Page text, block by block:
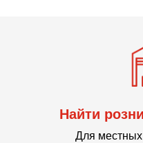
Найти
Для местных